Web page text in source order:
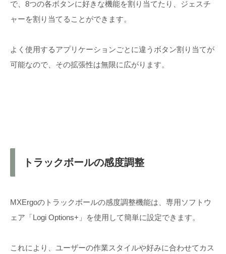
で、8つの各ボタンに好きな機能を割り当てたり、ジェスチ
ャーを割り当てることができます。
よく使用するアプリケーションごとに違うボタン割り当てが
可能なので、その拡張性は無限に広がります。
トラックボールの感度調整
MXErgoのトラックボールの感度調整機能は、専用ソフトウ
ェア「Logi Options+」を使用して簡単に設定できます。
これにより、ユーザーの作業スタイルや好みに合わせてカス